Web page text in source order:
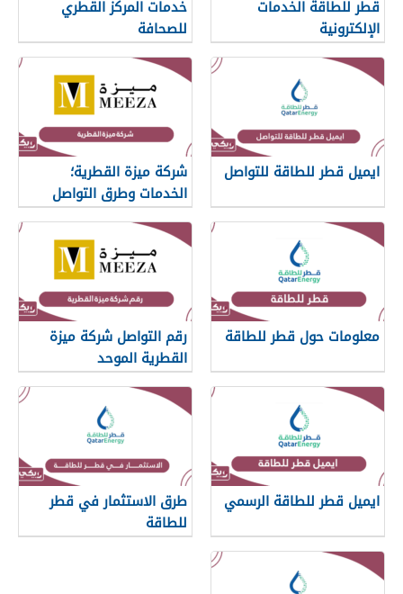
قطر للطاقة الخدمات
الإلكترونية
خدمات المركز القطري
للصحافة
ايميل قطر للطاقة للتواصل
شركة ميزة القطرية؛
الخدمات وطرق التواصل
معلومات حول قطر للطاقة
رقم التواصل شركة ميزة
القطرية الموحد
ايميل قطر للطاقة الرسمي
طرق الاستثمار في قطر
للطاقة